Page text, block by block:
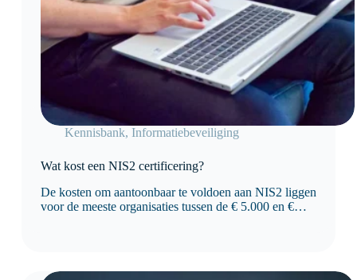
Kennisbank, Informatiebeveiliging
Wat kost een NIS2 certificering?
De kosten om aantoonbaar te voldoen aan NIS2 liggen
voor de meeste organisaties tussen de € 5.000 en €